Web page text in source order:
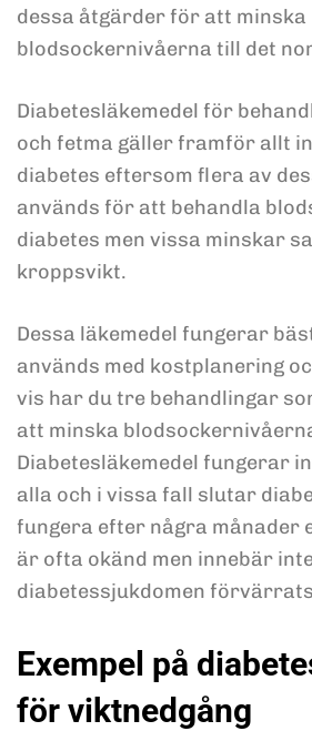
dessa åtgärder för att minska
blodsockernivåerna till det
Diabetesläkemedel för
och fetma gäller framför allt
diabetes eftersom flera av
används för att behandla
diabetes men vissa minskar
kroppsvikt.
Dessa läkemedel fungerar
används med kostplanering
vis har du tre behandlingar
att minska
Diabetesläkemedel fungerar
alla och i vissa fall slutar
fungera efter några månader
är ofta okänd men innebär
diabetessjukdomen
Exempel på
för viktnedgång